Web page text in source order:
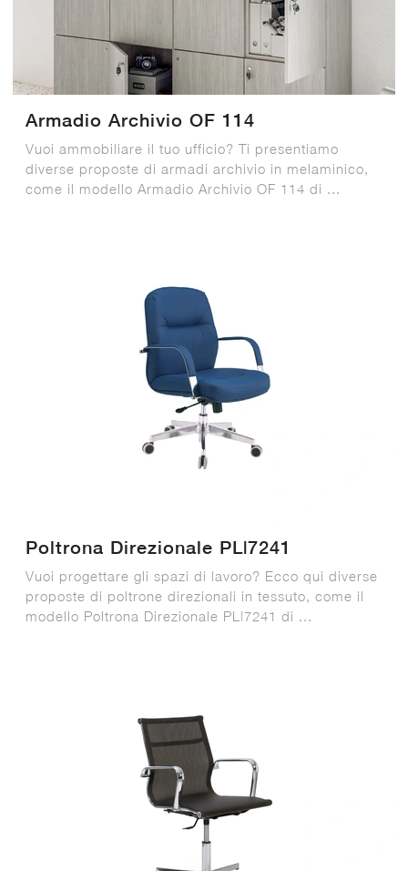
Armadio Archivio OF 114
Vuoi ammobiliare il tuo ufficio? Ti presentiamo
diverse proposte di armadi archivio in melaminico,
come il modello Armadio Archivio OF 114 di ...
Poltrona Direzionale PL|7241
Vuoi progettare gli spazi di lavoro? Ecco qui diverse
proposte di poltrone direzionali in tessuto, come il
modello Poltrona Direzionale PL|7241 di ...